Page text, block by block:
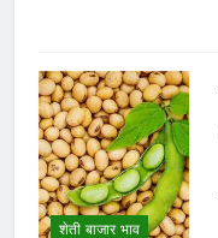
शेती बाजार भाव